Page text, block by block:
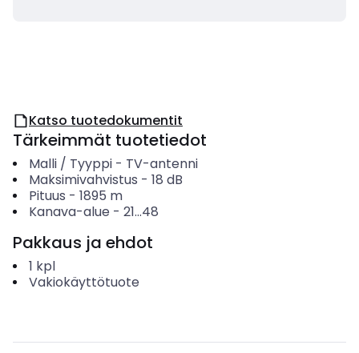
Katso tuotedokumentit
Tärkeimmät tuotetiedot
Malli / Tyyppi- TV-antenni
Maksimivahvistus - 18 dB
Pituus - 1895 m
Kanava-alue - 21...48
Pakkaus ja ehdot
1 kpl
Vakiokäyttötuote